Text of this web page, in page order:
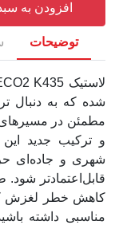
افزودن به
توضیحات
شده که به دنبال
مطمئن در مسیرهای
و ترکیب جدید
شهری و جاده‌ای
قابل‌اعتمادتر
کاهش خطر لغزش
مناسبی داشته